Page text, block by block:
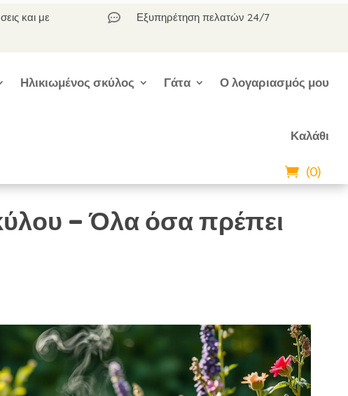
και με
 Εξυπηρέτηση πελατών 24/7
Ηλικιωμένος σκύλος Γάτα Ο λογαριασμός μου
Καλάθι
(0)
– Όλα όσα πρέπει